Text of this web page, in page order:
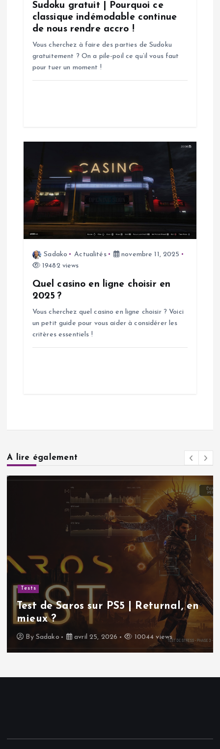
c
Sudoku gratuit | Pourquoi ce
classique indémodable continue
de nous rendre accro !
Vous cherchez à faire des parties de Sudoku
gratuitement ? On a pile-poil ce qu’il vous faut
pour tuer un moment !
Sadako Actualités
novembre 11, 2025
19482 views
Quel casino en ligne choisir en
2025 ?
Vous cherchez quel casino en ligne choisir ? Voici
un petit guide pour vous aider à considérer les
critères essentiels !
A lire également
Tests
Test de Saros sur PS5 | Returnal, en
mieux ?
By Sadako avril 25, 2026 10044 views